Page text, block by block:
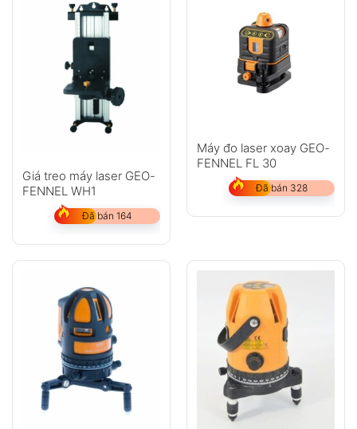
Giá treo máy laser GEO-
FENNEL WH1
Đã bán 164
Máy đo laser xoay GEO-
FENNEL FL 30
Đã bán 328